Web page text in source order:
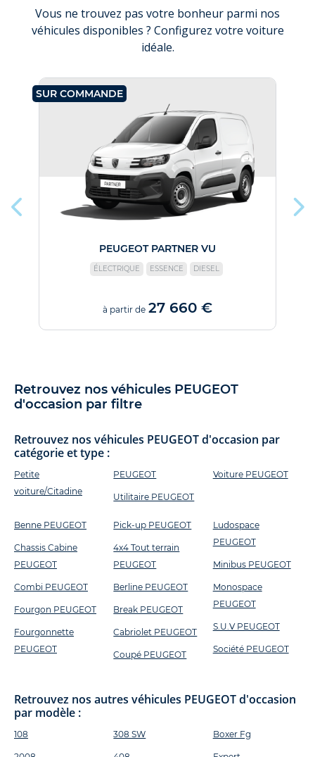
Vous ne trouvez pas votre bonheur parmi nos
véhicules disponibles ? Configurez votre voiture
idéale.
SUR COMMANDE
PEUGEOT PARTNER VU
ÉLECTRIQUE ESSENCE DIESEL
à partir de 27 660 €
Retrouvez nos véhicules PEUGEOT
d'occasion par filtre
Retrouvez nos véhicules PEUGEOT d'occasion par
catégorie et type :
Petite
voiture/Citadine
PEUGEOT
Utilitaire PEUGEOT
Voiture PEUGEOT
Benne PEUGEOT
Chassis Cabine
PEUGEOT
Combi PEUGEOT
Fourgon PEUGEOT
Fourgonnette
PEUGEOT
Pick-up PEUGEOT
4x4 Tout terrain
PEUGEOT
Berline PEUGEOT
Break PEUGEOT
Cabriolet PEUGEOT
Coupé PEUGEOT
Ludospace
PEUGEOT
Minibus PEUGEOT
Monospace
PEUGEOT
S.U.V PEUGEOT
Société PEUGEOT
Retrouvez nos autres véhicules PEUGEOT d'occasion
par modèle :
108 308 SW Boxer Fg